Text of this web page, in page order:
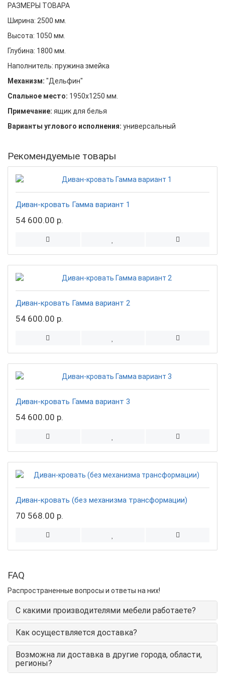
РАЗМЕРЫ ТОВАРА
Ширина: 2500 мм.
Высота: 1050 мм.
Глубина: 1800 мм.
Наполнитель: пружина змейка
Механизм: "Дельфин"
Спальное место: 1950х1250 мм.
Примечание: ящик для белья
Варианты углового исполнения: универсальный
Рекомендуемые товары
Диван-кровать Гамма вариант 1
54 600.00 р.
Диван-кровать Гамма вариант 2
54 600.00 р.
Диван-кровать Гамма вариант 3
54 600.00 р.
Диван-кровать (без механизма трансформации)
70 568.00 р.
FAQ
Распространенные вопросы и ответы на них!
С какими производителями мебели работаете?
Как осуществляется доставка?
Возможна ли доставка в другие города, области,
регионы?